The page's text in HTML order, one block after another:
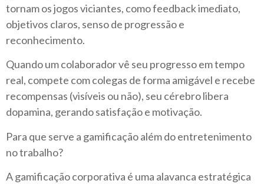
tornam os jogos viciantes, como feedback imediato,
objetivos claros, senso de progressão e
reconhecimento.
Quando um colaborador vê seu progresso em tempo
real, compete com colegas de forma amigável e recebe
recompensas (visíveis ou não), seu cérebro libera
dopamina, gerando satisfação e motivação.
Para que serve a gamificação além do entretenimento
no trabalho?
A gamificação corporativa é uma alavanca estratégica